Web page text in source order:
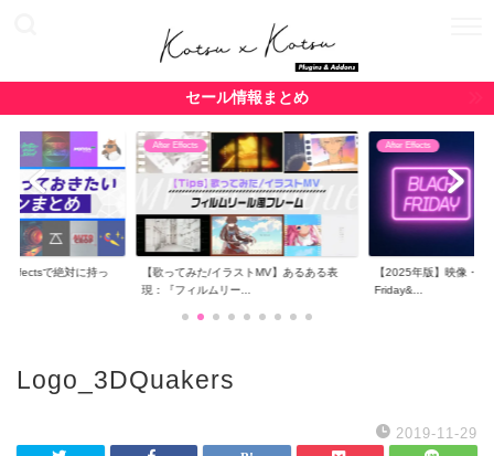
セール情報まとめ
Effectsで絶対に持っ
After Effects
【歌ってみた/イラストMV】あるある表
現：『フィルムリー...
After Effects
【2025年版】映像・
Friday&...
Logo_3DQuakers
2019-11-29